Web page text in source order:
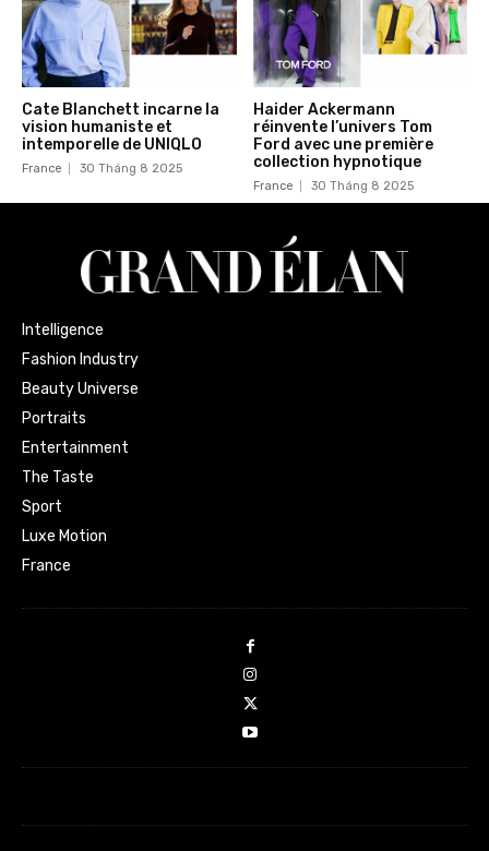
Cate Blanchett incarne la
vision humaniste et
intemporelle de UNIQLO
France 30 Tháng 8 2025
Haider Ackermann
réinvente l’univers Tom
Ford avec une première
collection hypnotique
France 30 Tháng 8 2025
Intelligence
Fashion Industry
Beauty Universe
Portraits
Entertainment
The Taste
Sport
Luxe Motion
France